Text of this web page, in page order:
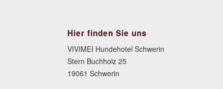
Hier finden Sie uns
VIVIMEI Hundehotel Schwerin
Stern Buchholz 25
19061 Schwerin